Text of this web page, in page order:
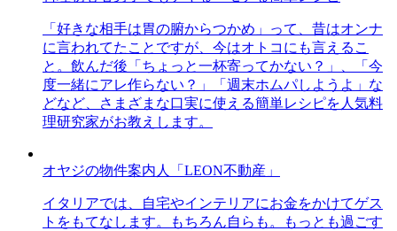
「好きな相手は胃の腑からつかめ」って、昔はオンナ
に言われてたことですが、今はオトコにも言えるこ
と。飲んだ後「ちょっと一杯寄ってかない？」、「今
度一緒にアレ作らない？」「週末ホムパしようよ」な
どなど、さまざまな口実に使える簡単レシピを人気料
理研究家がお教えします。
オヤジの物件案内人「LEON不動産」
イタリアでは、自宅やインテリアにお金をかけてゲス
トをもてなします。もちろん自らも。もっとも過ごす